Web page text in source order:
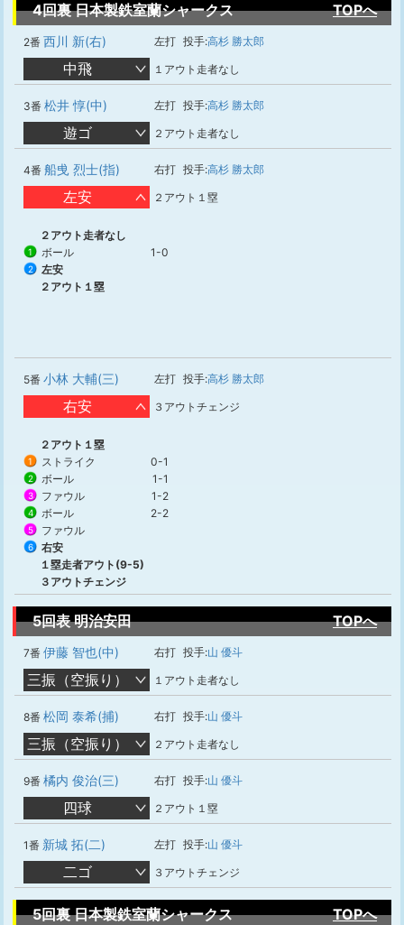
4回裏 日本製鉄室蘭シャークス TOPへ
2番 西川 新(右) 左打 投手:高杉 勝太郎
中飛 １アウト走者なし
3番 松井 惇(中) 左打 投手:高杉 勝太郎
遊ゴ ２アウト走者なし
4番 船曵 烈士(指) 右打 投手:高杉 勝太郎
左安 ２アウト１塁
２アウト走者なし
1 ボール 1-0
2
左安
２アウト１塁
5番 小林 大輔(三) 左打 投手:高杉 勝太郎
右安 ３アウトチェンジ
２アウト１塁
1 ストライク 0-1
2 ボール 1-1
3 ファウル 1-2
4 ボール 2-2
5 ファウル
6
右安
１塁走者アウト(9-5)
３アウトチェンジ
5回表 明治安田 TOPへ
7番 伊藤 智也(中) 右打 投手:山 優斗
三振（空振り） １アウト走者なし
8番 松岡 泰希(捕) 右打 投手:山 優斗
三振（空振り） ２アウト走者なし
9番 橘内 俊治(三) 右打 投手:山 優斗
四球 ２アウト１塁
1番 新城 拓(二) 左打 投手:山 優斗
二ゴ ３アウトチェンジ
5回裏 日本製鉄室蘭シャークス TOPへ